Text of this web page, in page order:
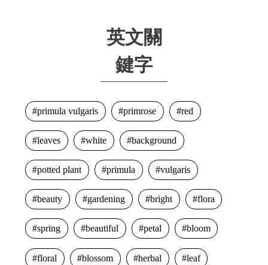
英文關
鍵字
primula vulgaris primrose red
leaves white background
potted plant primula vulgaris
beauty gardening bright flora
spring beautiful petal bloom
floral blossom herbal leaf